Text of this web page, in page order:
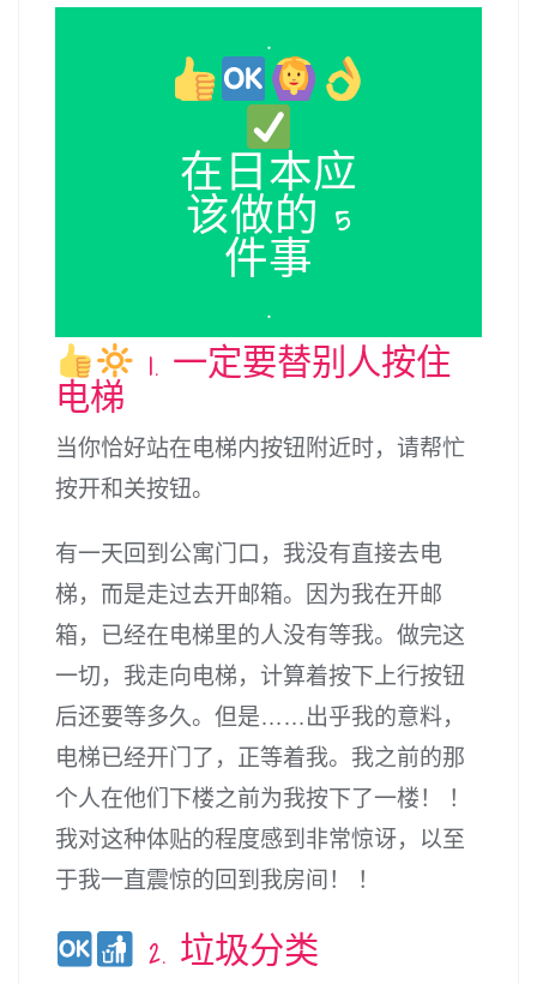
.
在日本应
该做的 5
件事
.
1. 一定要替别人按住
电梯
当你恰好站在电梯内按钮附近时，请帮忙
按开和关按钮。
有一天回到公寓门口，我没有直接去电
梯，而是走过去开邮箱。因为我在开邮
箱，已经在电梯里的人没有等我。做完这
一切，我走向电梯，计算着按下上行按钮
后还要等多久。但是……出乎我的意料，
电梯已经开门了，正等着我。我之前的那
个人在他们下楼之前为我按下了一楼！ ！
我对这种体贴的程度感到非常惊讶，以至
于我一直震惊的回到我房间！ ！
2. 垃圾分类